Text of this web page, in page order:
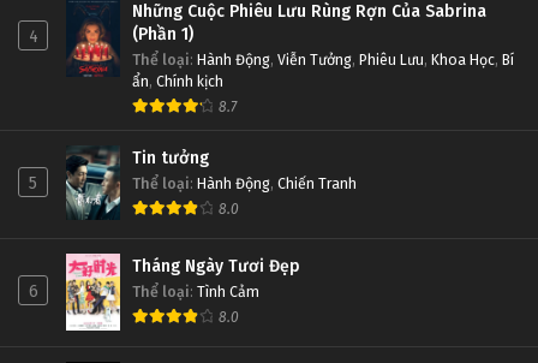
4
Những Cuộc Phiêu Lưu Rùng Rợn Của Sabrina
(Phần 1)
Thể loại: Hành Động, Viễn Tưởng, Phiêu Lưu, Khoa Học, Bí
ẩn, Chính kịch
8.7
5
Tin tưởng
Thể loại: Hành Động, Chiến Tranh
8.0
6
Tháng Ngày Tươi Đẹp
Thể loại: Tình Cảm
8.0